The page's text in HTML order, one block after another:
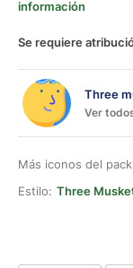
información
Se requiere
Three
Ver
Más iconos del pack
Estilo: Three